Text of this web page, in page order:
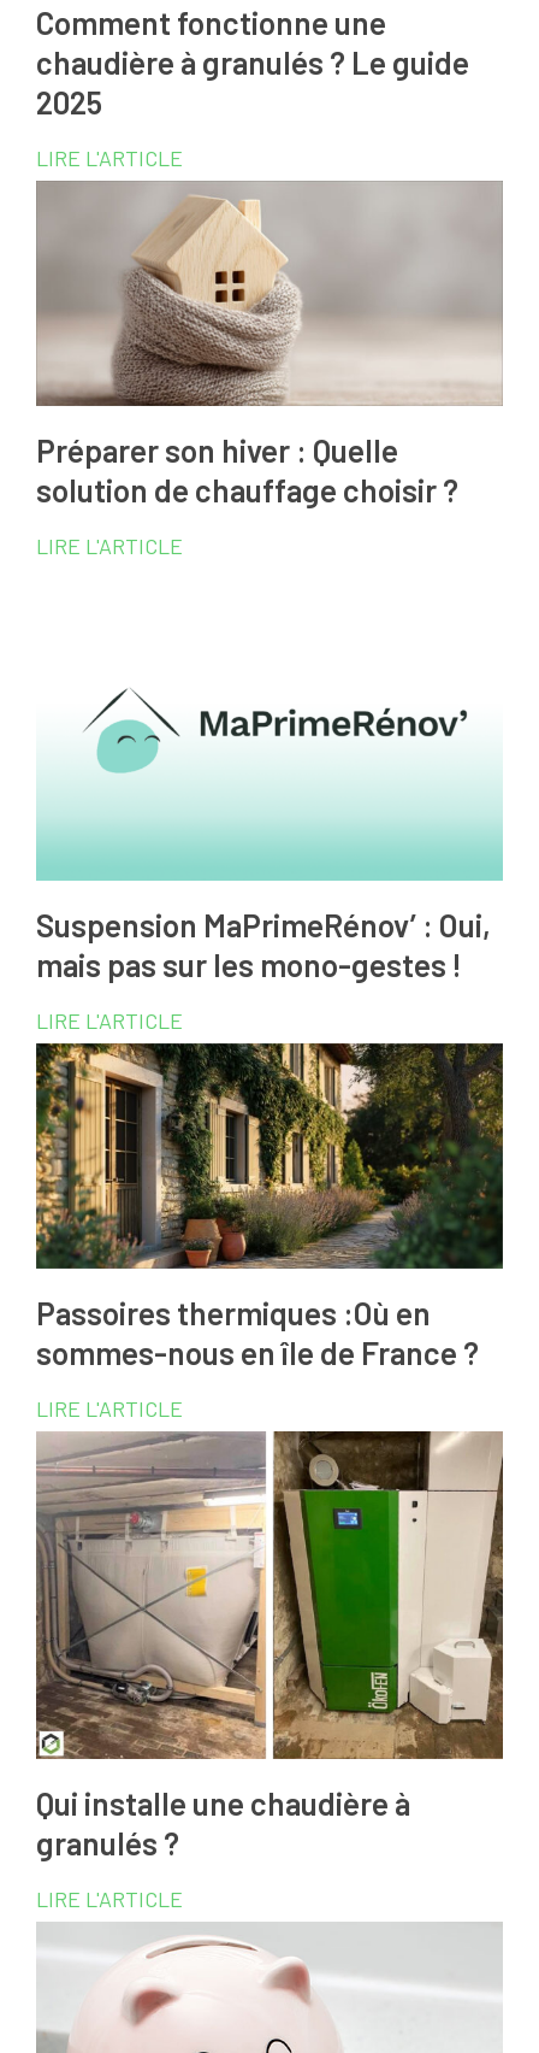
Comment fonctionne une
chaudière à granulés ? Le guide
2025
LIRE L'ARTICLE
Préparer son hiver : Quelle
solution de chauffage choisir ?
LIRE L'ARTICLE
Suspension MaPrimeRénov’ : Oui,
mais pas sur les mono-gestes !
LIRE L'ARTICLE
Passoires thermiques :Où en
sommes-nous en île de France ?
LIRE L'ARTICLE
Qui installe une chaudière à
granulés ?
LIRE L'ARTICLE